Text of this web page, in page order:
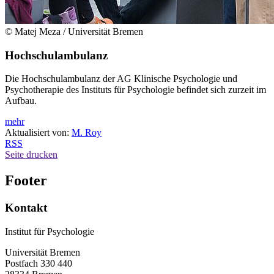
© Matej Meza / Universität Bremen
Hochschulambulanz
Die Hochschulambulanz der AG Klinische Psychologie und
Psychotherapie des Instituts für Psychologie befindet sich zurzeit im
Aufbau.
mehr
Aktualisiert von: M. Roy
RSS
Seite drucken
Footer
Kontakt
Institut für Psychologie
Universität Bremen
Postfach 330 440